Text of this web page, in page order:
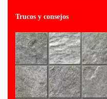
Trucos y consejos